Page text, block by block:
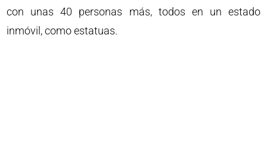
con unas 40 personas más, todos en un estado
inmóvil, como estatuas.